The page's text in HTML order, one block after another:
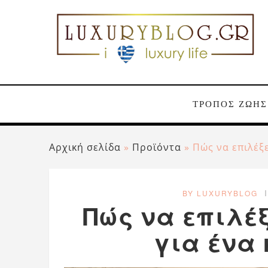
ΤΡΟΠΟΣ ΖΩΗΣ
Αρχική σελίδα » Προϊόντα » Πώς να
BY LUXURYBLOG
Πώς να
για ένα